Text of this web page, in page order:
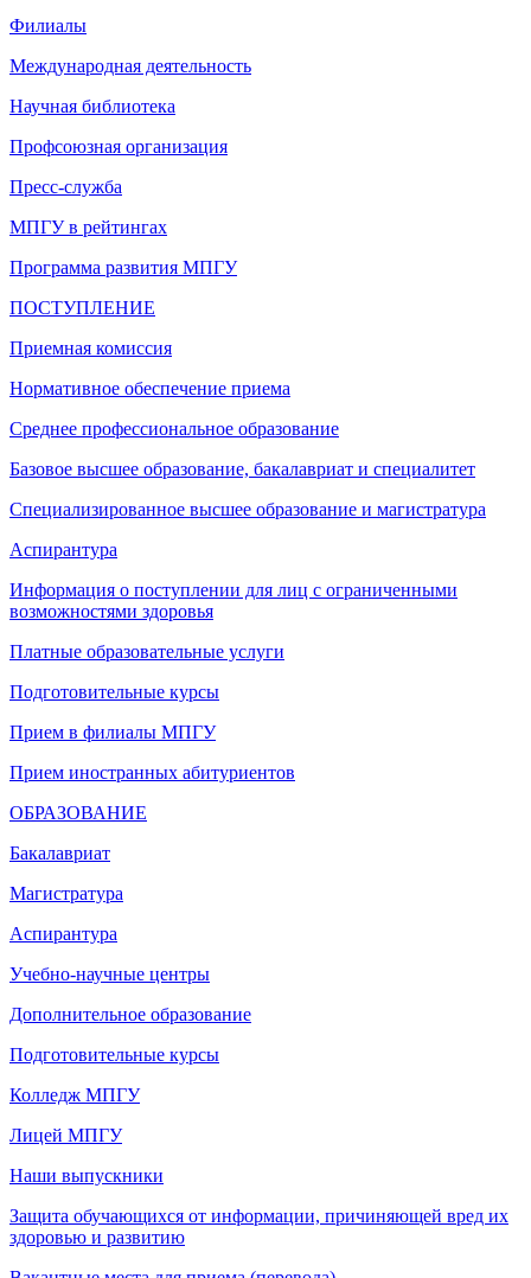
Филиалы
Международная деятельность
Научная библиотека
Профсоюзная организация
Пресс-служба
МПГУ в рейтингах
Программа развития МПГУ
ПОСТУПЛЕНИЕ
Приемная комиссия
Нормативное обеспечение приема
Среднее профессиональное образование
Базовое высшее образование, бакалавриат и специалитет
Специализированное высшее образование и магистратура
Аспирантура
Информация о поступлении для лиц с ограниченными
возможностями здоровья
Платные образовательные услуги
Подготовительные курсы
Прием в филиалы МПГУ
Прием иностранных абитуриентов
ОБРАЗОВАНИЕ
Бакалавриат
Магистратура
Аспирантура
Учебно-научные центры
Дополнительное образование
Подготовительные курсы
Колледж МПГУ
Лицей МПГУ
Наши выпускники
Защита обучающихся от информации, причиняющей вред их
здоровью и развитию